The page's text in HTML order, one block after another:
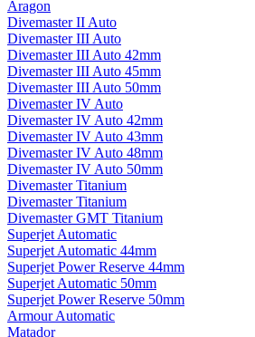
Aragon
Divemaster II Auto
Divemaster III Auto
Divemaster III Auto 42mm
Divemaster III Auto 45mm
Divemaster III Auto 50mm
Divemaster IV Auto
Divemaster IV Auto 42mm
Divemaster IV Auto 43mm
Divemaster IV Auto 48mm
Divemaster IV Auto 50mm
Divemaster Titanium
Divemaster Titanium
Divemaster GMT Titanium
Superjet Automatic
Superjet Automatic 44mm
Superjet Power Reserve 44mm
Superjet Automatic 50mm
Superjet Power Reserve 50mm
Armour Automatic
Matador